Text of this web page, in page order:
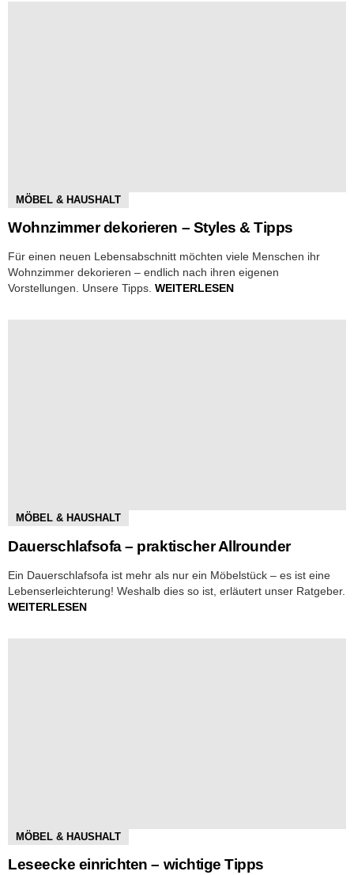
MÖBEL & HAUSHALT
Wohnzimmer dekorieren – Styles & Tipps
Für einen neuen Lebensabschnitt möchten viele Menschen ihr
Wohnzimmer dekorieren – endlich nach ihren eigenen
Vorstellungen. Unsere Tipps. WEITERLESEN
MÖBEL & HAUSHALT
Dauerschlafsofa – praktischer Allrounder
Ein Dauerschlafsofa ist mehr als nur ein Möbelstück – es ist eine
Lebenserleichterung! Weshalb dies so ist, erläutert unser Ratgeber.
WEITERLESEN
MÖBEL & HAUSHALT
Leseecke einrichten – wichtige Tipps